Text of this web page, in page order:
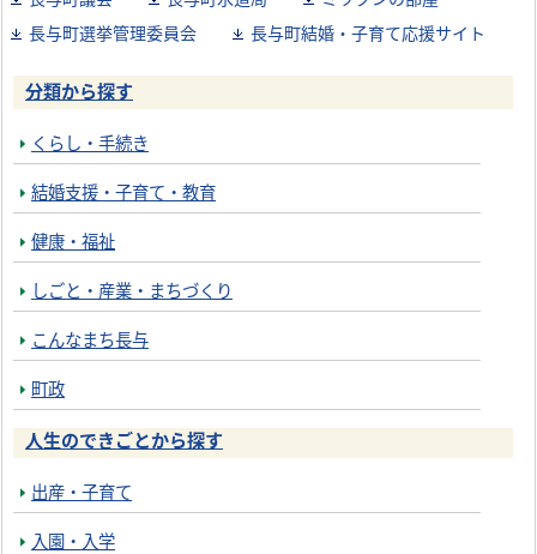
長与町選挙管理委員会
長与町結婚・子育て応援サイト
分類から探す
くらし・手続き
結婚支援・子育て・教育
健康・福祉
しごと・産業・まちづくり
こんなまち長与
町政
人生のできごとから探す
出産・子育て
入園・入学